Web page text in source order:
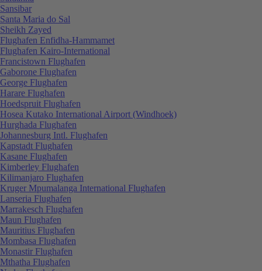
Sansibar
Santa Maria do Sal
Sheikh Zayed
Flughafen Enfidha-Hammamet
Flughafen Kairo-International
Francistown Flughafen
Gaborone Flughafen
George Flughafen
Harare Flughafen
Hoedspruit Flughafen
Hosea Kutako International Airport (Windhoek)
Hurghada Flughafen
Johannesburg Intl. Flughafen
Kapstadt Flughafen
Kasane Flughafen
Kimberley Flughafen
Kilimanjaro Flughafen
Kruger Mpumalanga International Flughafen
Lanseria Flughafen
Marrakesch Flughafen
Maun Flughafen
Mauritius Flughafen
Mombasa Flughafen
Monastir Flughafen
Mthatha Flughafen